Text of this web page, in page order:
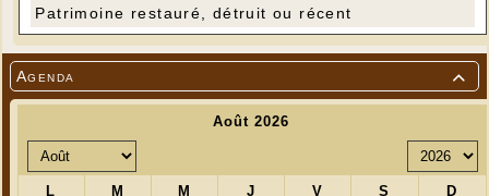

Agenda
Patrimoine restauré, détruit ou récent